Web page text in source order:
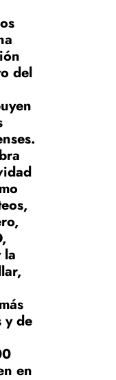
del
la
y de
en